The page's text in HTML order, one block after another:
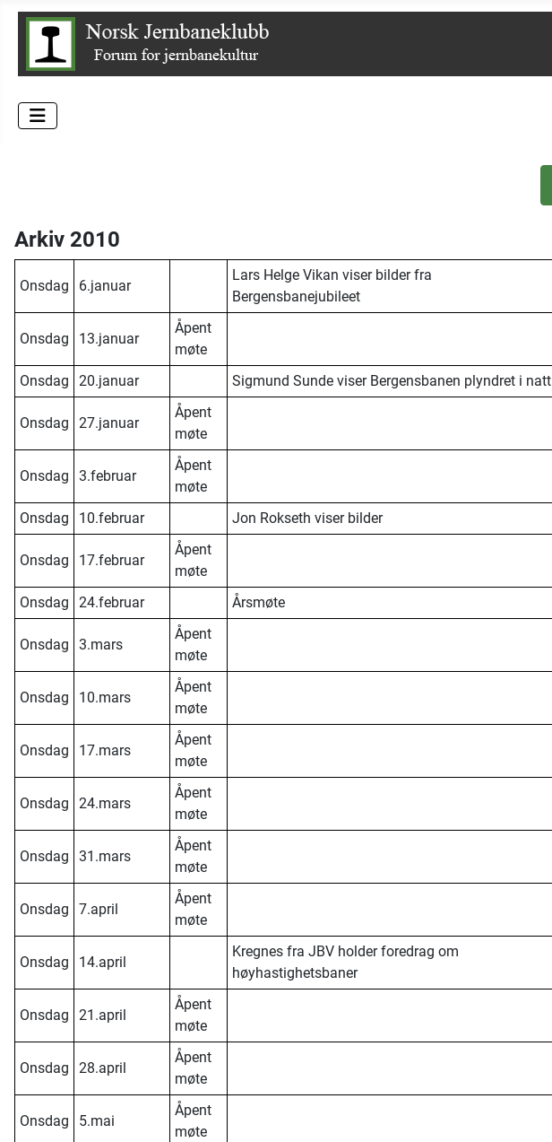
Arkiv 2010
Onsdag 6.januar
Lars Helge Vikan viser bilder fra
Bergensbanejubileet
Onsdag 13.januar
Åpent
møte
Onsdag
20.januar Sigmund Sunde viser Bergensbanen plyndret i natt
Onsdag 27.januar
Åpent
møte
Onsdag 3.februar
Åpent
møte
Onsdag
10.februar Jon Rokseth viser bilder
Onsdag 17.februar
Åpent
møte
Onsdag
24.februar Årsmøte
Onsdag 3.mars
Åpent
møte
Onsdag 10.mars
Åpent
møte
Onsdag 17.mars
Åpent
møte
Onsdag 24.mars
Åpent
møte
Onsdag 31.mars
Åpent
møte
Onsdag 7.april
Åpent
møte
Onsdag 14.april
Kregnes fra JBV holder foredrag om
høyhastighetsbaner
Onsdag 21.april
Åpent
møte
Onsdag 28.april
Åpent
møte
Onsdag 5.mai
Åpent
møte